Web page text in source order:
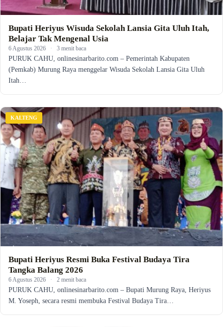
Bupati Heriyus Wisuda Sekolah Lansia Gita Uluh Itah,
Belajar Tak Mengenal Usia
6 Agustus 2026 · 3 menit baca
PURUK CAHU, onlinesinarbarito.com – Pemerintah Kabupaten
(Pemkab) Murung Raya menggelar Wisuda Sekolah Lansia Gita Uluh
Itah…
KALTENG
Bupati Heriyus Resmi Buka Festival Budaya Tira
Tangka Balang 2026
6 Agustus 2026 · 2 menit baca
PURUK CAHU, onlinesinarbarito.com – Bupati Murung Raya, Heriyus
M. Yoseph, secara resmi membuka Festival Budaya Tira…